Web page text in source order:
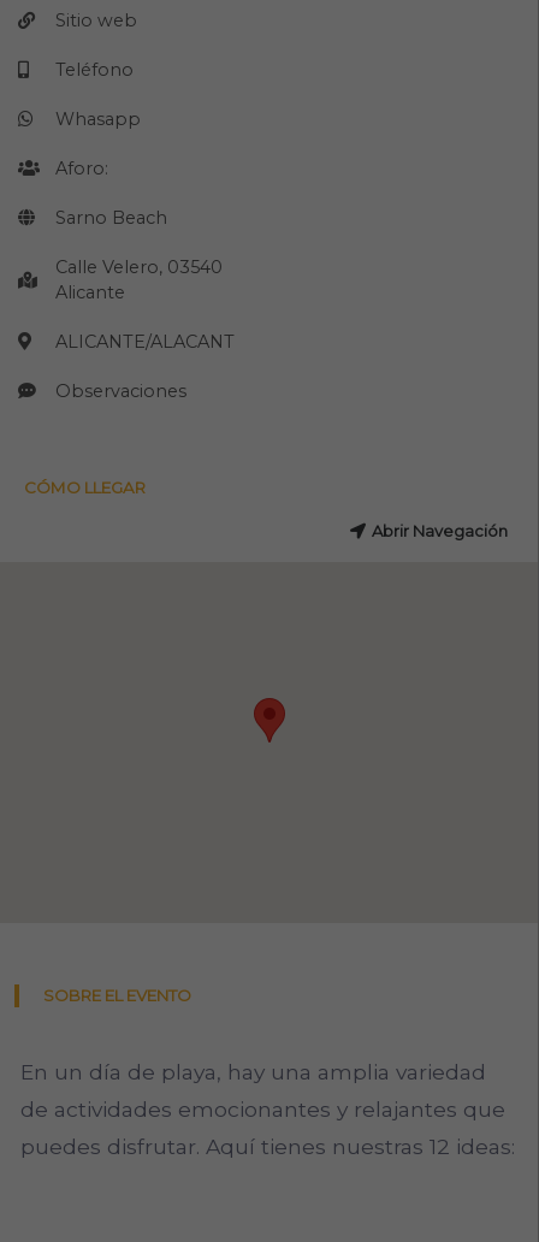
SOBRE EL EVENTO
En un día de playa, hay una amplia variedad
de actividades emocionantes y relajantes que
puedes disfrutar. Aquí tienes nuestras 12 ideas:
Sitio web
Teléfono
Whasapp
Aforo:
Sarno Beach
Calle Velero, 03540
Alicante
ALICANTE/ALACANT
Observaciones
CÓMO LLEGAR
Abrir Navegación